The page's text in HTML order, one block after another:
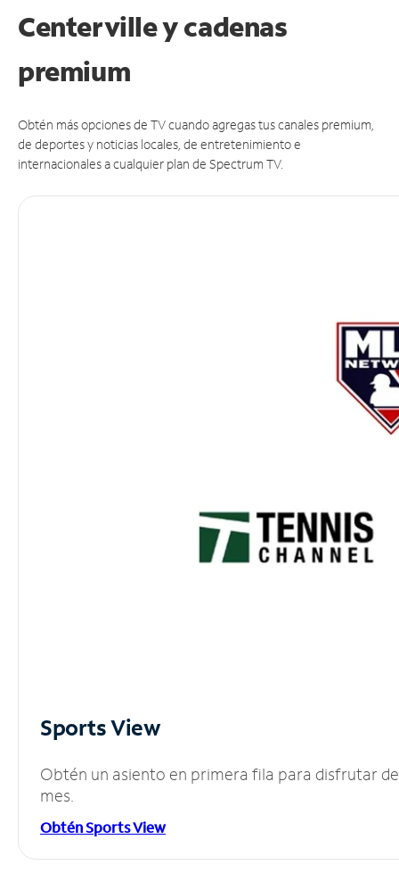
Centerville y cadenas
premium
Obtén más opciones de TV cuando agregas tus canales premium,
de deportes y noticias locales, de entretenimiento e
internacionales a cualquier plan de Spectrum TV.
Sports View
Obtén un asiento en primera fila para disfrutar
mes.
Obtén Sports View